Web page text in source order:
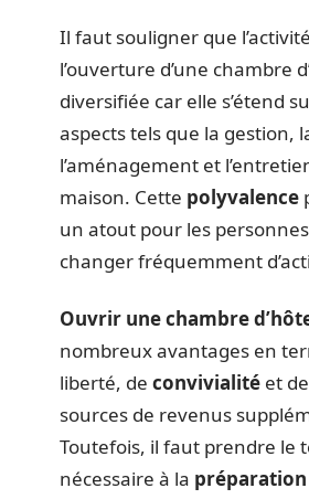
Il faut souligner que
l’ouverture d’une chambre
diversifiée car elle s’étend
aspects tels que la gestion,
l’aménagement et
maison. Cette polyvalence
un atout pour les
changer fréquemment
Ouvrir une chambre
nombreux avantages en
liberté, de convivialité et
sources de revenus
Toutefois, il faut prendre le
nécessaire à la